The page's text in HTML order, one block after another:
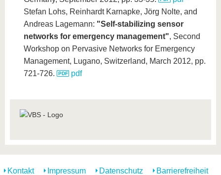
Stefan Lohs, Reinhardt Karnapke, Jörg Nolte, and
Andreas Lagemann: "Self-stabilizing sensor
networks for emergency management", Second
Workshop on Pervasive Networks for Emergency
Management, Lugano, Switzerland, March 2012, pp.
721-726.
pdf
Kontakt Impressum Datenschutz Barrierefreiheit